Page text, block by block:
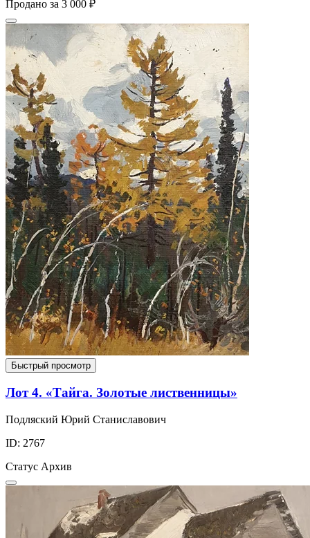
Продано за 3 000 ₽
Быстрый просмотр
Лот 4. «Тайга. Золотые лиственницы»
Подляский Юрий Станиславович
ID: 2767
Статус Архив